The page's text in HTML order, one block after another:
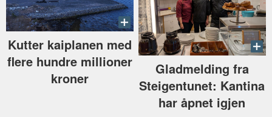
Kutter kaiplanen med
flere hundre millioner
kroner
Gladmelding fra
Steigentunet: Kantina
har åpnet igjen